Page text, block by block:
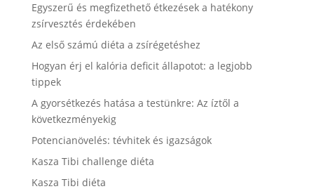
Egyszerű és megfizethető étkezések a hatékony
zsírvesztés érdekében
Az első számú diéta a zsírégetéshez
Hogyan érj el kalória deficit állapotot: a legjobb
tippek
A gyorsétkezés hatása a testünkre: Az íztől a
következményekig
Potencianövelés: tévhitek és igazságok
Kasza Tibi challenge diéta
Kasza Tibi diéta